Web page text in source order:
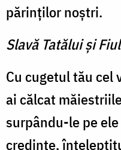
părinţilor noştri.
Slavă Tatălui şi
Cu cugetul tău cel
ai călcat
surpându-le pe
credinţe,